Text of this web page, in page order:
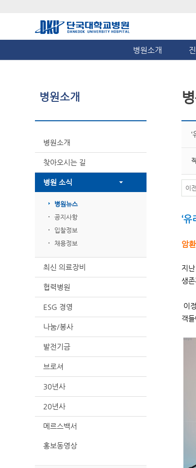
병원소개
병원소개
병원소개
찾아오시는 길
병원 소식
병원뉴스
공지사항
입찰정보
채용정보
최신 의료장비
협력병원
ESG 경영
나눔/봉사
발전기금
브로셔
30년사
20년사
메르스백서
홍보동영상
이
‘
암
지
생
이
객